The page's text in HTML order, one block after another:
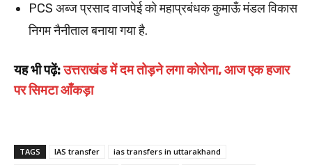
PCS अब्ज प्रसाद वाजपेई को महाप्रबंधक कुमाऊँ मंडल विकास
निगम नैनीताल बनाया गया है.
यह भी पढ़ें:उत्तराखंड में दम तोड़ने लगा कोरोना, आज एक हजार
पर सिमटा आँकड़ा
TAGS IAS transfer
ias transfers in uttarakhand